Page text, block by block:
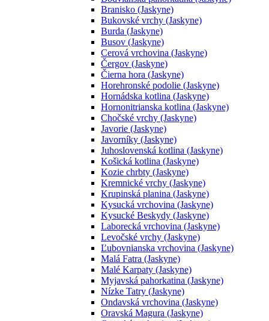
Branisko (Jaskyne)
Bukovské vrchy (Jaskyne)
Burda (Jaskyne)
Busov (Jaskyne)
Cerová vrchovina (Jaskyne)
Čergov (Jaskyne)
Čierna hora (Jaskyne)
Horehronské podolie (Jaskyne)
Hornádska kotlina (Jaskyne)
Hornonitrianska kotlina (Jaskyne)
Chočské vrchy (Jaskyne)
Javorie (Jaskyne)
Javorníky (Jaskyne)
Juhoslovenská kotlina (Jaskyne)
Košická kotlina (Jaskyne)
Kozie chrbty (Jaskyne)
Kremnické vrchy (Jaskyne)
Krupinská planina (Jaskyne)
Kysucká vrchovina (Jaskyne)
Kysucké Beskydy (Jaskyne)
Laborecká vrchovina (Jaskyne)
Levočské vrchy (Jaskyne)
Ľubovnianska vrchovina (Jaskyne)
Malá Fatra (Jaskyne)
Malé Karpaty (Jaskyne)
Myjavská pahorkatina (Jaskyne)
Nízke Tatry (Jaskyne)
Ondavská vrchovina (Jaskyne)
Oravská Magura (Jaskyne)